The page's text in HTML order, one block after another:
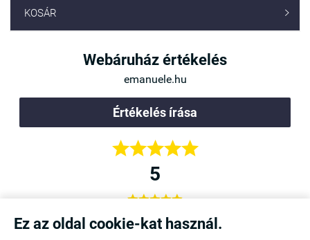
Ez az oldal cookie-kat használ.
KOSÁR 
Webáruház értékelés
emanuele.hu
Értékelés írása

5

Örülök, hogy rátaláltam az Emanuele Webáruházra,